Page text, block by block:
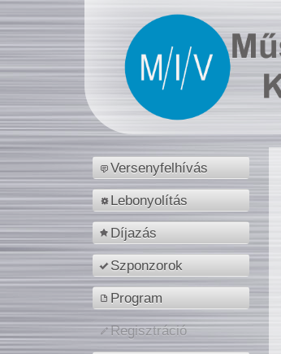
Versenyfelhívás
Lebonyolítás
Díjazás
Szponzorok
Program
Regisztráció